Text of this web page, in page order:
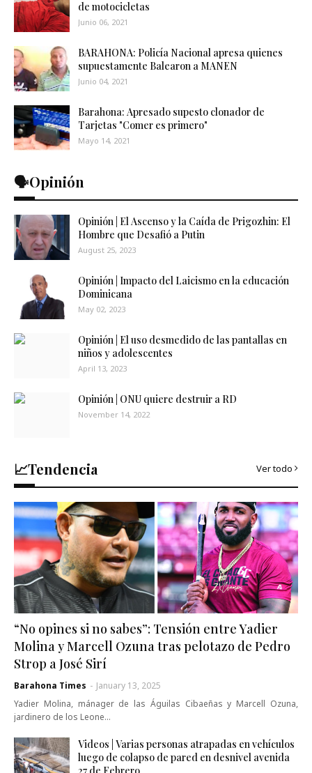
de motocicletas
Junio 06, 2021
BARAHONA: Policía Nacional apresa quienes
supuestamente Balearon a MANEN
Junio 04, 2021
Barahona: Apresado supesto clonador de
Tarjetas "Comer es primero"
Mayo 14, 2021
🗣️Opinión
Opinión | El Ascenso y la Caída de Prigozhin: El
Hombre que Desafió a Putin
August 25, 2023
Opinión | Impacto del Laicismo en la educación
Dominicana
May 02, 2023
Opinión | El uso desmedido de las pantallas en
niños y adolescentes
April 13, 2023
Opinión | ONU quiere destruir a RD
November 14, 2022
📈Tendencia Ver todo
“No opines si no sabes”: Tensión entre Yadier
Molina y Marcell Ozuna tras pelotazo de Pedro
Strop a José Sirí
Barahona Times - January 13, 2025
Yadier Molina, mánager de las Águilas Cibaeñas y Marcell Ozuna,
jardinero de los Leone…
Videos | Varias personas atrapadas en vehículos
luego de colapso de pared en desnivel avenida